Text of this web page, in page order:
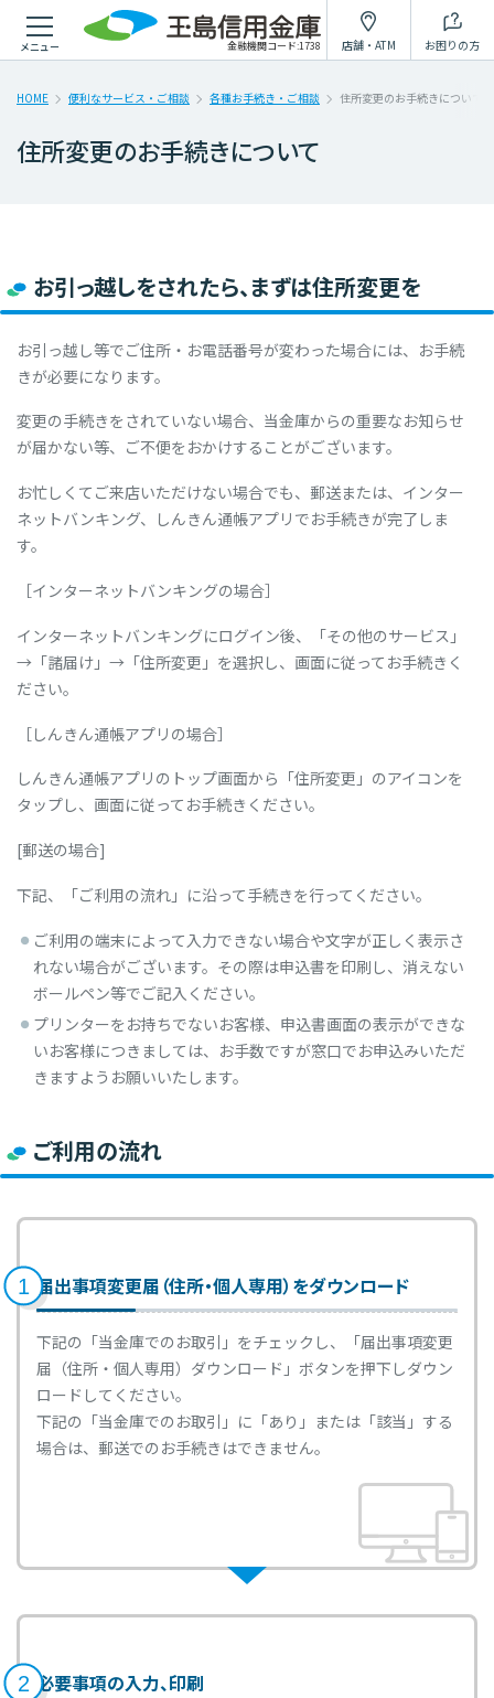
金融機関コード:1738 店舗・ATM お困りの方
メニュー
個人のお客様 法人のお客様 たましんについて 採用情報
インターネットで出来ること から探す
インターネット
スマホで簡単
目的から探す
お金を借りる お金を貯める お金を増やす
イベント
キャンペーン
お問い合わせ
ローン商品から探す
カードローン フリーローン
教育ローン
対応ローン
預金商品から探す
お金を貯める
HOME 便利なサービス・ご相談 各種お手続き・ご相談 住所変更のお手続きについて
住所変更のお手続きについて
お引っ越しをされたら、まずは住所変更を
お引っ越し等でご住所・お電話番号が変わった場合には、お手続
きが必要になります。
変更の手続きをされていない場合、当金庫からの重要なお知らせ
が届かない等、ご不便をおかけすることがございます。
お忙しくてご来店いただけない場合でも、郵送または、インター
ネットバンキング、しんきん通帳アプリでお手続きが完了しま
す。
［インターネットバンキングの場合］
インターネットバンキングにログイン後、「その他のサービス」
→「諸届け」→「住所変更」を選択し、画面に従ってお手続きく
ださい。
［しんきん通帳アプリの場合］
しんきん通帳アプリのトップ画面から「住所変更」のアイコンを
タップし、画面に従ってお手続きください。
[郵送の場合]
下記、「ご利用の流れ」に沿って手続きを行ってください。
ご利用の端末によって入力できない場合や文字が正しく表示さ
れない場合がございます。その際は申込書を印刷し、消えない
ボールペン等でご記入ください。
プリンターをお持ちでないお客様、申込書画面の表示ができな
いお客様につきましては、お手数ですが窓口でお申込みいただ
きますようお願いいたします。
ご利用の流れ
1 届出事項変更届（住所・個人専用）をダウンロード
下記の「当金庫でのお取引」をチェックし、「届出事項変更
届（住所・個人専用）ダウンロード」ボタンを押下しダウン
ロードしてください。
下記の「当金庫でのお取引」に「あり」または「該当」する
場合は、郵送でのお手続きはできません。
2 必要事項の入力、印刷